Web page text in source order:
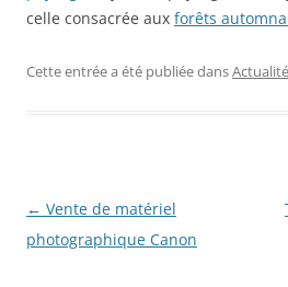
celle consacrée aux forêts
Cette entrée a été publiée dans
Navigation
des
← Vente de matériel
photographique Canon